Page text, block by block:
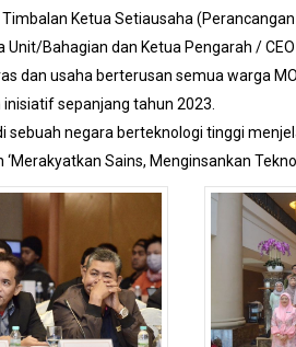
Ketua Setiausaha (Perancangan
Bahagian dan Ketua Pengarah /
dan usaha berterusan semua warga
sepanjang tahun 2023.
negara berteknologi tinggi
Sains, Menginsankan